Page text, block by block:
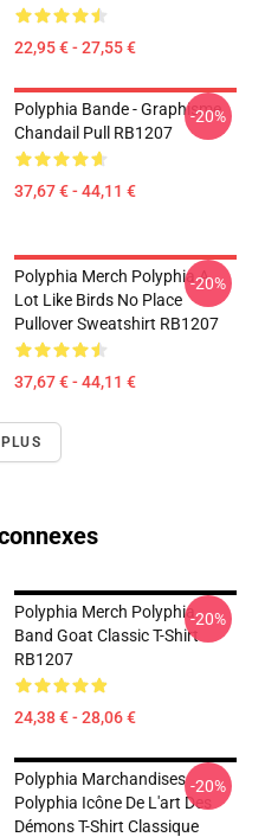
22,95 € - 27,55 €
Polyphia Bande - Graphisme
Chandail Pull RB1207
37,67 € - 44,11 €
-20%
Polyphia Merch Polyphia A
Lot Like Birds No Place
Pullover Sweatshirt RB1207
37,67 € - 44,11 €
-20%
Polyphia Merch Polyphia
Band Goat Classic T-Shirt
RB1207
24,38 € - 28,06 €
-20%
Polyphia Marchandises
Polyphia Icône De L'art Des
Démons T-Shirt Classique
-20%